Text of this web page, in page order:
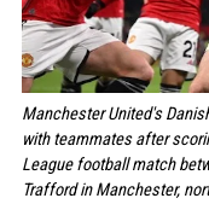
Manchester United's
with teammates after
League football match
Trafford in Manchester,